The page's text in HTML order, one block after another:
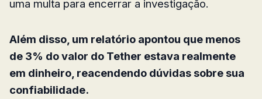
uma multa para encerrar a investigação.
Além disso, um relatório apontou que menos
de 3% do valor do Tether estava realmente
em dinheiro, reacendendo dúvidas sobre sua
confiabilidade.